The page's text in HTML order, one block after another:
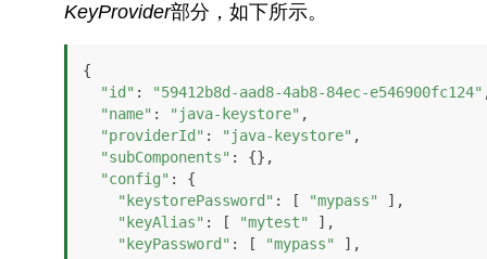
KeyProvider部分，如下所示。
{
"id" : "59412b8d-aad8-4ab8-84ec-e546900fc124"
"name" : "java-keystore" ,
"providerId" : "java-keystore" ,
"subComponents" : {},
"config" : {
"keystorePassword" : [ "mypass"
],
"keyAlias" : [ "mytest"
],
"keyPassword" : [ "mypass"
],